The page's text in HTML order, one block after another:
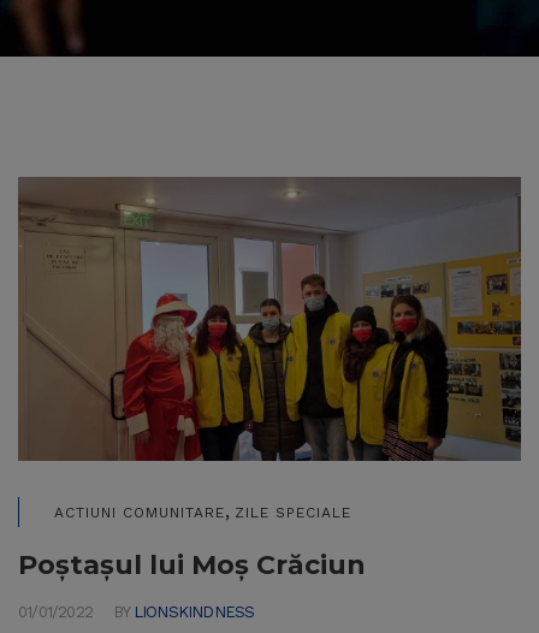
ACTIUNI COMUNITARE, ZILE SPECIALE
Poștașul lui Moș Crăciun
01/01/2022 BY LIONSKINDNESS